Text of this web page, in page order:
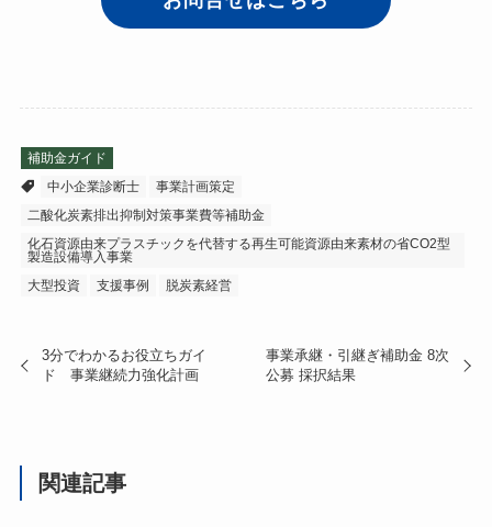
補助金ガイド
中小企業診断士
事業計画策定
二酸化炭素排出抑制対策事業費等補助金
化石資源由来プラスチックを代替する再生可能資源由来素材の省CO2型
製造設備導入事業
大型投資
支援事例 脱炭素経営
3分でわかるお役立ちガイ
ド 事業継続力強化計画
事業承継・引継ぎ補助金 8次
公募 採択結果
関連記事